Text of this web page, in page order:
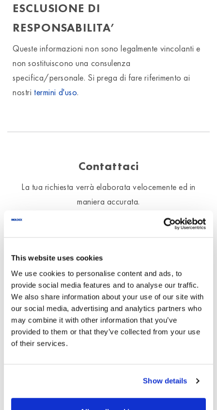
This website uses cookies
We use cookies to personalise content and ads, to
provide social media features and to analyse our traffic.
We also share information about your use of our site with
our social media, advertising and analytics partners who
may combine it with other information that you’ve
provided to them or that they’ve collected from your use
of their services.
Show details
ESCLUSIONE DI
RESPONSABILITA’
Queste informazioni non sono legalmente vincolanti e
non sostituiscono una consulenza
specifica/personale. Si prega di fare riferimento ai
nostri termini d'uso.
Contattaci
La tua richiesta verrà elaborata velocemente ed in
maniera accurata.
Utilizziamo i dati inseriti qui
esclusivamente per rispondere alle tue
domande.